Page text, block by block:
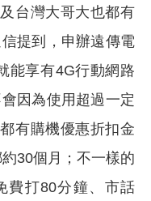
台灣大哥大也都有
提到，申辦遠傳電
能享有4G行動網路
因為使用超過一定
有購機優惠折扣金
30個月；不一樣的
費打80分鐘、市話